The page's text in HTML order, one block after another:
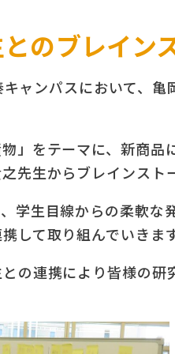
のブレイン
ャンパスにおいて、
」をテーマに、新商
先生からブレインスト
学生目線からの柔軟
して取り組んでいきます
の連携により皆様の